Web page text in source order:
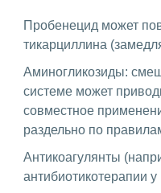
Пробенецид может
тикарциллина
Аминогликозиды:
системе может
совместное
раздельно по
Антикоагулянты
антибиотикотерапии